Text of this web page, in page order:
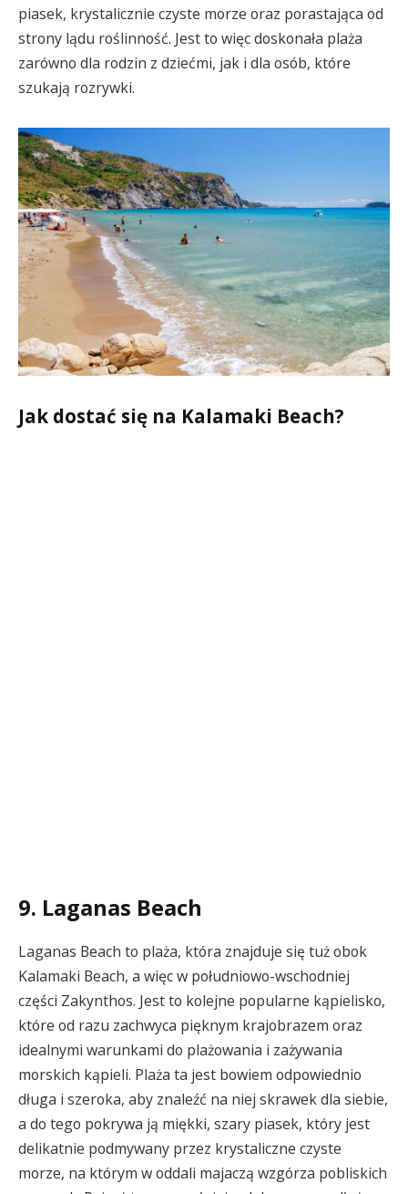
piasek, krystalicznie czyste morze oraz porastająca od
strony lądu roślinność. Jest to więc doskonała plaża
zarówno dla rodzin z dziećmi, jak i dla osób, które
szukają rozrywki.
Jak dostać się na Kalamaki Beach?
9. Laganas Beach
Laganas Beach to plaża, która znajduje się tuż obok
Kalamaki Beach, a więc w południowo-wschodniej
części Zakynthos. Jest to kolejne popularne kąpielisko,
które od razu zachwyca pięknym krajobrazem oraz
idealnymi warunkami do plażowania i zażywania
morskich kąpieli. Plaża ta jest bowiem odpowiednio
długa i szeroka, aby znaleźć na niej skrawek dla siebie,
a do tego pokrywa ją miękki, szary piasek, który jest
delikatnie podmywany przez krystaliczne czyste
morze, na którym w oddali majaczą wzgórza pobliskich